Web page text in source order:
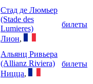
Стад де Люмьер
(Stade des
Lumieres)
Лион,
билеты
Альянц Ривьера
(Allianz Riviera)
Ницца,
билеты